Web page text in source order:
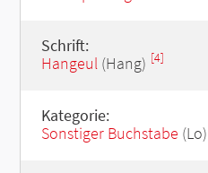
Schrift:
Hangeul(Hang) [4]
Kategorie:
Sonstiger Buchstabe (Lo)